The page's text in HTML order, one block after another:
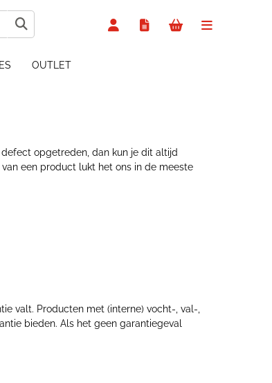
OUTLET
opgetreden, dan kun je dit altijd
een product lukt het ons in de meeste
valt. Producten met (interne) vocht-, val-,
bieden. Als het geen garantiegeval